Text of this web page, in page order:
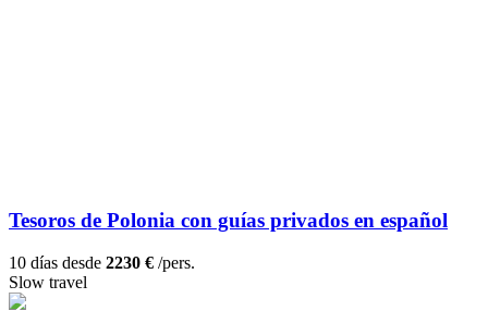
Tesoros de Polonia con guías privados en español
10 días desde 2230 € /pers.
Slow travel